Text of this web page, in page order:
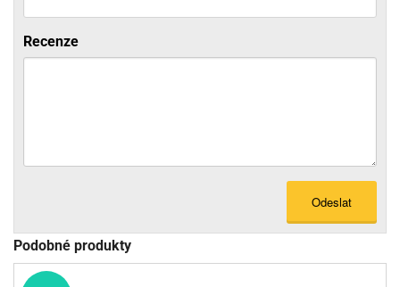
Recenze
Odeslat
Podobné produkty